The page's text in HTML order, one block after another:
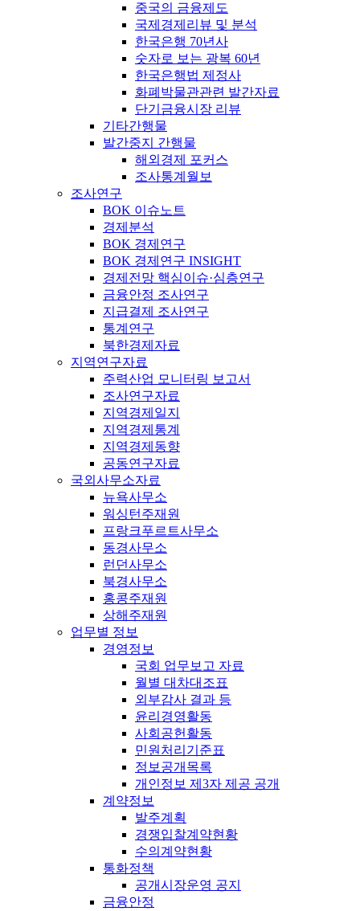
중국의 금융제도
국제경제리뷰 및 분석
한국은행 70년사
숫자로 보는 광복 60년
한국은행법 제정사
화폐박물관관련 발간자료
단기금융시장 리뷰
기타간행물
발간중지 간행물
해외경제 포커스
조사통계월보
조사연구
BOK 이슈노트
경제분석
BOK 경제연구
BOK 경제연구 INSIGHT
경제전망 핵심이슈·심층연구
금융안정 조사연구
지급결제 조사연구
통계연구
북한경제자료
지역연구자료
주력산업 모니터링 보고서
조사연구자료
지역경제일지
지역경제통계
지역경제동향
공동연구자료
국외사무소자료
뉴욕사무소
워싱턴주재원
프랑크푸르트사무소
동경사무소
런던사무소
북경사무소
홍콩주재원
상해주재원
업무별 정보
경영정보
국회 업무보고 자료
월별 대차대조표
외부감사 결과 등
윤리경영활동
사회공헌활동
민원처리기준표
정보공개목록
개인정보 제3자 제공 공개
계약정보
발주계획
경쟁입찰계약현황
수의계약현황
통화정책
공개시장운영 공지
금융안정